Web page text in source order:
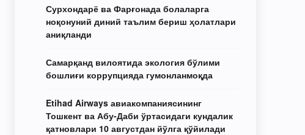
Сурхондарё ва Фарғонада болаларга
ноқонуний диний таълим бериш ҳолатлари
аниқланди
Самарқанд вилоятида экология бўлими
бошлиғи коррупцияда гумонланмоқда
Etihad Airways авиакомпаниясининг
Тошкент ва Абу-Даби ўртасидаги кундалик
қатновлари 10 августдан йўлга қўйилади